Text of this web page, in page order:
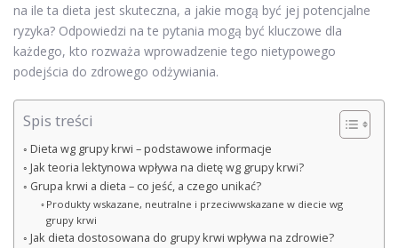
na ile ta dieta jest skuteczna, a jakie mogą być jej potencjalne
ryzyka? Odpowiedzi na te pytania mogą być kluczowe dla
każdego, kto rozważa wprowadzenie tego nietypowego
podejścia do zdrowego odżywiania.
Spis treści
Dieta wg grupy krwi – podstawowe informacje
Jak teoria lektynowa wpływa na dietę wg grupy krwi?
Grupa krwi a dieta – co jeść, a czego unikać?
Produkty wskazane, neutralne i przeciwwskazane w diecie wg
grupy krwi
Jak dieta dostosowana do grupy krwi wpływa na zdrowie?